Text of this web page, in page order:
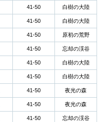
41-50 白樹の大陸
41-50 白樹の大陸
41-50 原初の荒野
41-50 忘却の渓谷
41-50 白樹の大陸
41-50 白樹の大陸
41-50 夜光の森
41-50 夜光の森
41-50 忘却の渓谷